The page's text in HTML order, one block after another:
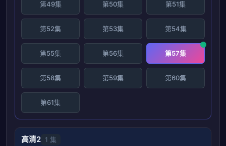
第49集 第50集 第51集
第52集 第53集 第54集
第55集 第56集 第57集
第58集 第59集 第60集
第61集
高清2 1 集